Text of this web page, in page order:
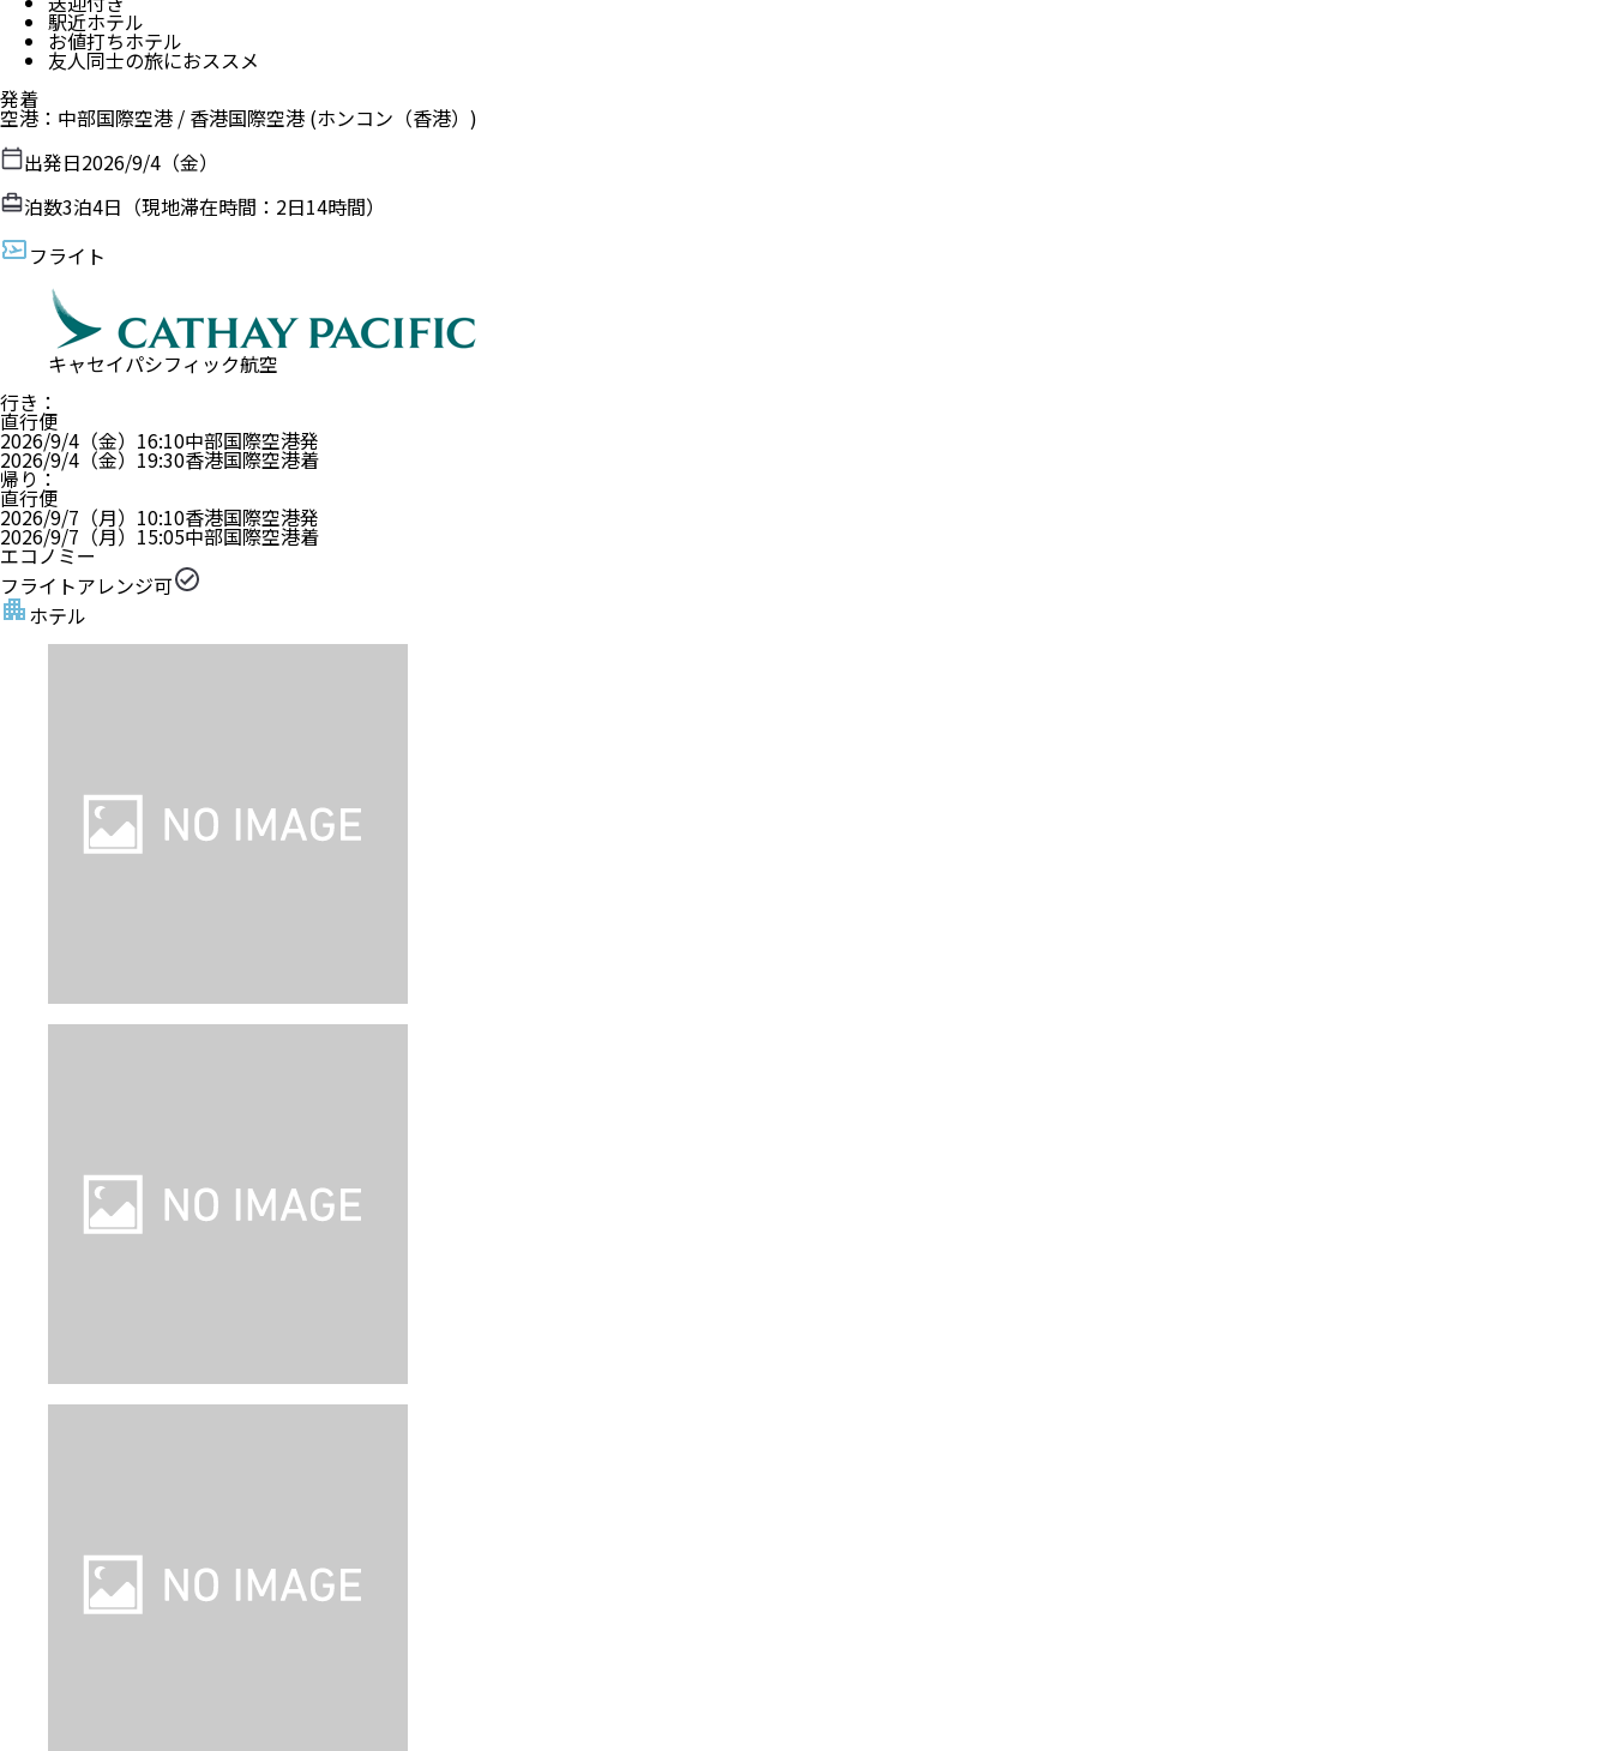
駅近ホテル
お値打ちホテル
友人同士の旅におススメ
発着
空港 ： 中部国際空港 / 香港国際空港 (ホンコン（香港）)
出発日2026/9/4（金）
泊数3泊4日（現地滞在時間： 2日14時間）
フライト
キャセイパシフィック航空
行き ：
直行便
2026/9/4（金） 16:10中部国際空港発
2026/9/4（金） 19:30香港国際空港着
帰り ：
直行便
2026/9/7（月） 10:10香港国際空港発
2026/9/7（月） 15:05中部国際空港着
エコノミー
フライトアレンジ可
ホテル